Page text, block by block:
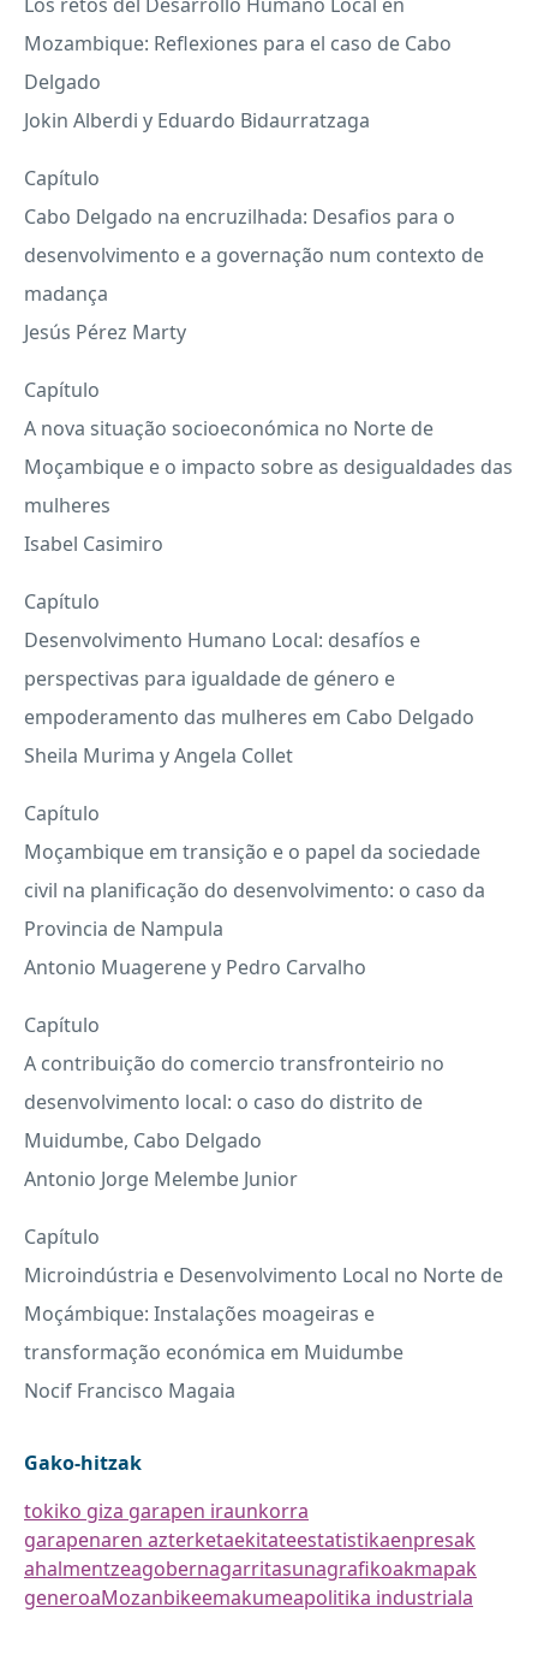
Mozambique: Reflexiones para el caso de Cabo
Delgado
Jokin Alberdi y Eduardo Bidaurratzaga
Capítulo
Cabo Delgado na encruzilhada: Desafios para o
desenvolvimento e a governação num contexto de
madança
Jesús Pérez Marty
Capítulo
A nova situação socioeconómica no Norte de
Moçambique e o impacto sobre as desigualdades das
mulheres
Isabel Casimiro
Capítulo
Desenvolvimento Humano Local: desafíos e
perspectivas para igualdade de género e
empoderamento das mulheres em Cabo Delgado
Sheila Murima y Angela Collet
Capítulo
Moçambique em transição e o papel da sociedade
civil na planificação do desenvolvimento: o caso da
Provincia de Nampula
Antonio Muagerene y Pedro Carvalho
Capítulo
A contribuição do comercio transfronteirio no
desenvolvimento local: o caso do distrito de
Muidumbe, Cabo Delgado
Antonio Jorge Melembe Junior
Capítulo
Microindústria e Desenvolvimento Local no Norte de
Moçámbique: Instalações moageiras e
transformação económica em Muidumbe
Nocif Francisco Magaia
Gako-hitzak
tokiko giza garapen iraunkorra
garapenaren azterketaekitateestatistikaenpresak
ahalmentzeagobernagarritasunagrafikoakmapak
generoaMozanbikeemakumeapolitika industriala